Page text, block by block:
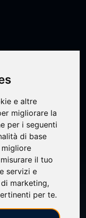
e altre
migliorare la
per i seguenti
di base
il tuo
servizi e
marketing,
per te.
SI
900M
USD
WORKS